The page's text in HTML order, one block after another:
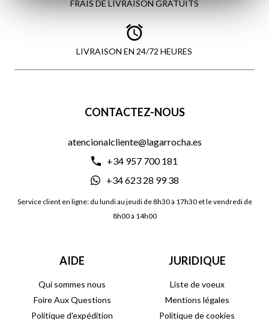
FRAIS DE LIVRAISON GRATUITS
LIVRAISON EN 24/72 HEURES
CONTACTEZ-NOUS
atencionalcliente@lagarrocha.es
+34 957 700 181
+34 623 28 99 38
Service client en ligne: du lundi au jeudi de 8h30 à 17h30 et le vendredi de
8h00 à 14h00
AIDE
Qui sommes nous
Foire Aux Questions
Politique d'expédition
JURIDIQUE
Liste de voeux
Mentions légales
Politique de cookies